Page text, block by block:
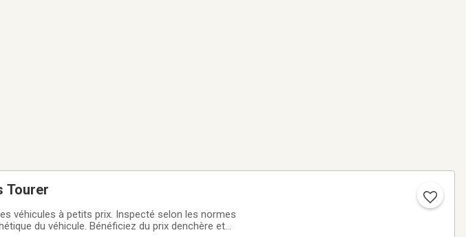
Tourer
véhicules à petits prix. Inspecté selon les normes
du véhicule. Bénéficiez du prix denchère et